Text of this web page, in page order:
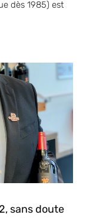
dès 1985) est
sans doute